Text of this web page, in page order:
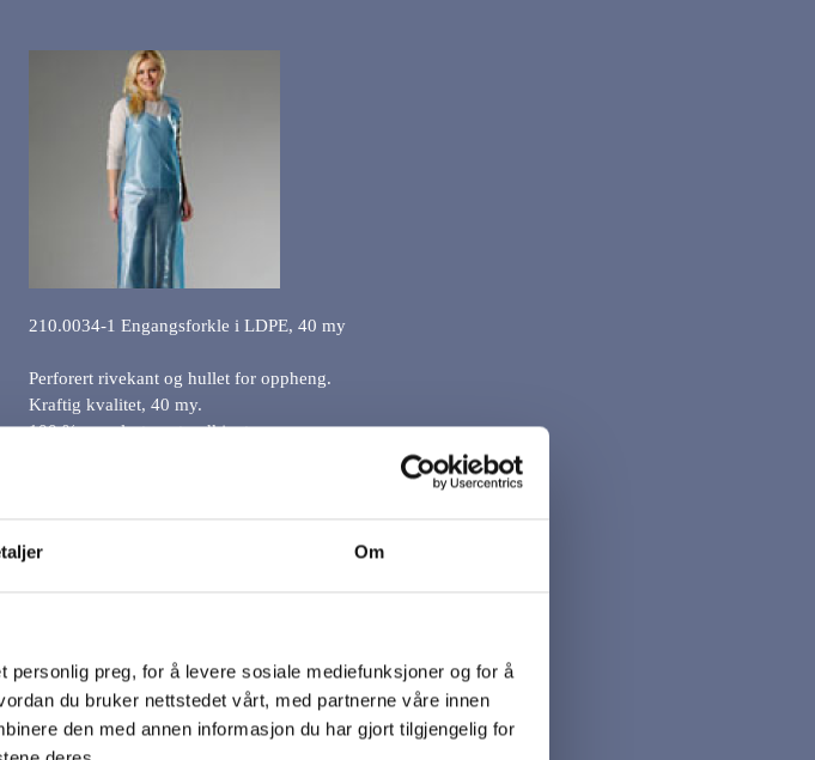
Om
preg, for å levere sosiale mediefunksjoner og for å
du bruker nettstedet vårt, med partnerne våre innen
den med annen informasjon du har gjort tilgjengelig for
210.0034-1 Engangsforkle i LDPE, 40 my
Perforert rivekant og hullet for oppheng.
Kraftig kvalitet, 40 my.
100 % ren plast, matgodkjent.